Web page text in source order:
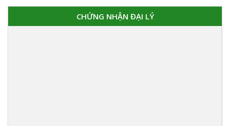
CHỨNG NHẬN ĐẠI LÝ